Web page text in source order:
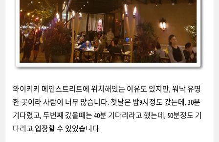
와이키키 메인스트리트에 위치해있는 이유도 있지만, 워낙 유명
한 곳이라 사람이 너무 많습니다. 첫날은 밤9시정도 갔는데, 30분
기다렸고, 두번째 갔을때는 40분 기다리라고 했는데, 50분정도 기
다리고 입장할 수 있었습니다.